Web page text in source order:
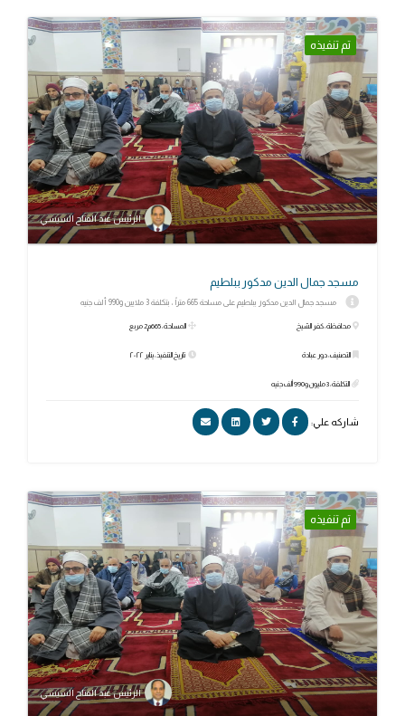
تم تنفيذه
الرئيس عبد الفتاح السيسي
مسجد جمال الدين مدكور ببلطيم
مسجد جمال الدين مدكور ببلطيم على مساحة 665 متراً ، بتكلفة 3 ملايين و990 ألف جنيه
محافظة: كفر الشيخ
التصنيف: دور عبادة
التكلفة: 3 مليون و990 ألف جنيه
المساحة: 665م2 مربع
تاريخ التنفيذ: يناير ٢٠٢٢
شاركه علي:
تم تنفيذه
الرئيس عبد الفتاح السيسي